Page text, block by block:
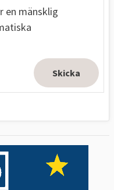
en mänsklig